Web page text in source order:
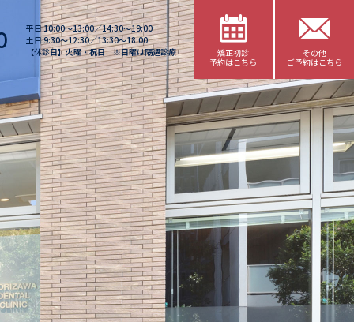
平日 10:00〜13:00／14:30〜19:00
土日 9:30〜12:30／13:30〜18:00
【休診日】火曜・祝日 ※日曜は隔週診療
矯正初診
予約はこちら
その他
ご予約はこちら